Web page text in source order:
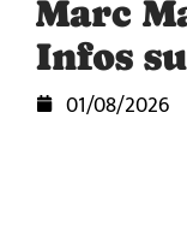
Marc
Infos
01/08/2026